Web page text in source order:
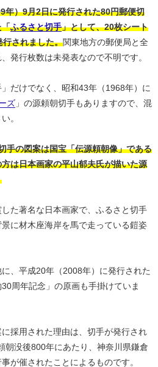
年）9月2日に発行された80円郵便切
「ふるさと切手」として、20枚シート
行されました。関東地方の郵便局と全
発行枚数は未発表なので不明です。
だけでなく、昭和43年（1968年）に
ズ 」の源頼朝切手もありますので、混
。
手の図案は国宝「伝源頼朝像」である
は日本画家の平山郁夫氏が描いた源
た著名な日本画家で、ふるさと切手
に材木座海岸を馬で走っている鎧姿
、平成20年（2008年）に発行された
周年記念」の原画も手掛けていま
採用された理由は、切手が発行され
朝没後800年にあたり、神奈川県鎌倉
が催されたことによるものです。